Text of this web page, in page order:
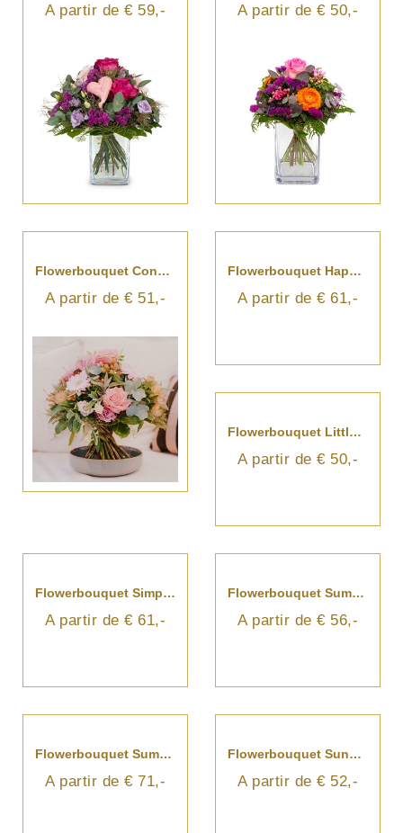
A partir de € 59,- A partir de € 50,-
Flowerbouquet Congratulations
A partir de € 51,-
Flowerbouquet Happy Day
A partir de € 61,-
Flowerbouquet Little Princess
A partir de € 50,-
Flowerbouquet Simply Heavenly
A partir de € 61,-